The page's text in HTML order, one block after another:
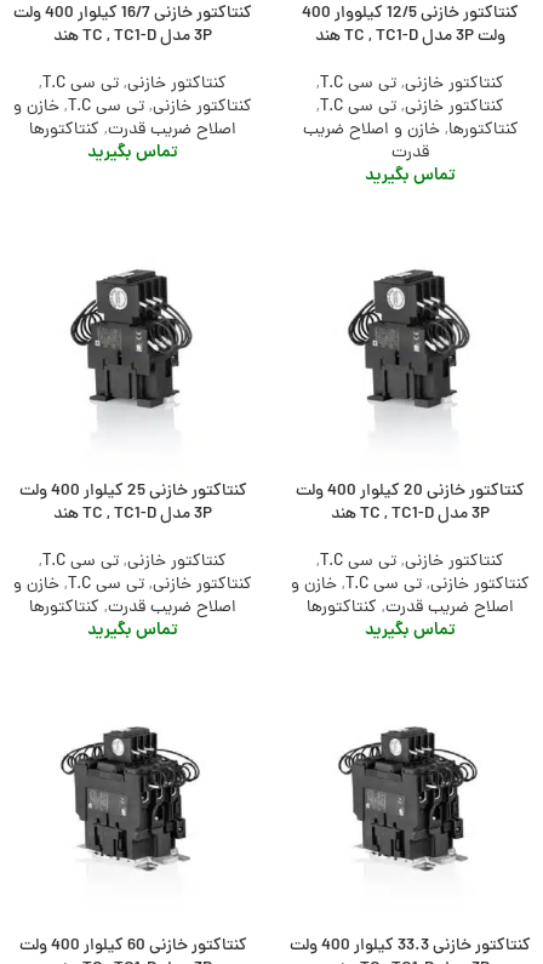
کنتاکتور خازنی 12/5 کیلووار 400
ولت 3P مدل TC , TC1-D هند
کنتاکتور خازنی,تی سی T.C
,
کنتاکتور خازنی,تی سی T.C
,
کنتاکتورها,خازن و اصلاح ضریب
قدرت
تماس بگیرید
کنتاکتور خازنی 16/7 کیلوار 400 ولت
3P مدل TC , TC1-D هند
کنتاکتور خازنی,تی سی T.C
,
کنتاکتور خازنی,تی سی T.C ,خازن و
اصلاح ضریب قدرت, کنتاکتورها
تماس بگیرید
کنتاکتور خازنی 20 کیلوار 400 ولت
3P مدل TC , TC1-D هند
کنتاکتور خازنی,تی سی T.C
,
کنتاکتور خازنی,تی سی T.C ,خازن و
اصلاح ضریب قدرت, کنتاکتورها
تماس بگیرید
کنتاکتور خازنی 25 کیلوار 400 ولت
3P مدل TC , TC1-D هند
کنتاکتور خازنی,تی سی T.C
,
کنتاکتور خازنی,تی سی T.C ,خازن و
اصلاح ضریب قدرت, کنتاکتورها
تماس بگیرید
کنتاکتور خازنی 33.3 کیلوار 400 ولت
کنتاکتور خازنی 60 کیلوار 400 ولت